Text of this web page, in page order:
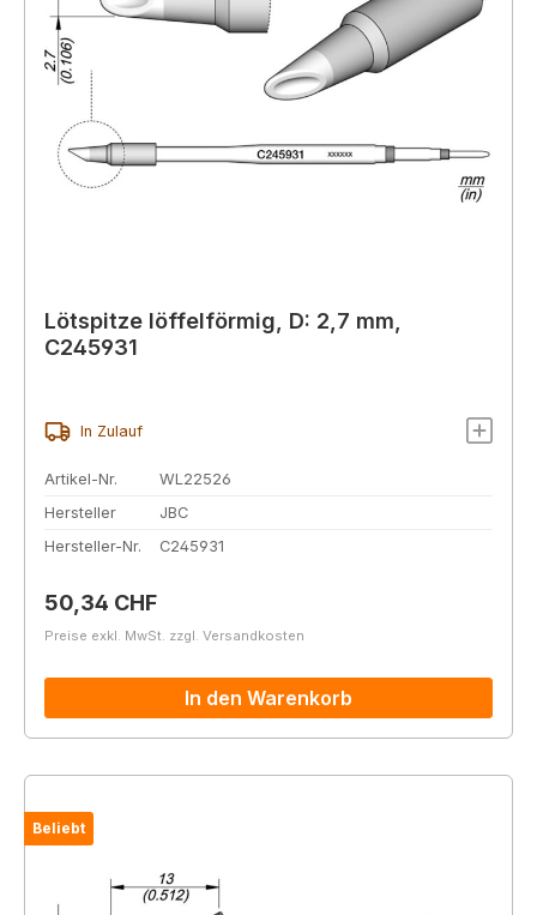
Lötspitze löffelförmig, D: 2,7 mm,
C245931
In Zulauf
Artikel-Nr.
WL22526
Hersteller
JBC
Hersteller-Nr.
C245931
Regulärer Preis:
50,34 CHF
Preise exkl. MwSt. zzgl. Versandkosten
In den Warenkorb
Beliebt